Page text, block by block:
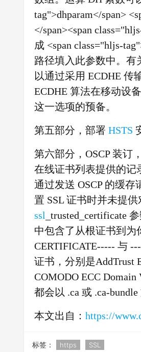
tag">dhparam</span>
</span><span
成 <span class="hljs-
路径填入此参数中。有
以通过采用 ECDHE 传
ECDHE 算法在移动设
这一选项的预备。
第五部分，部署 HSTS
第六部分，OSCP 装订
在线证书列表提供的记
通过发送 OSCP 的缓
置 SSL 证书时并未提
ssl _trusted_certificate
中包含了从根证书到为
CERTIFICATE----- 与
证书，分别是AddTrust
COMODO ECC
都会以 .ca 或 .ca-
本文出自： https://
标签： https SSL